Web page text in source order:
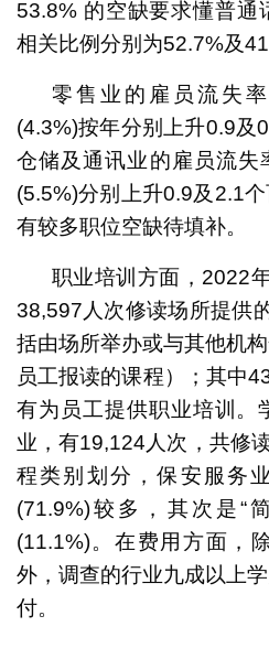
53.8% 的空缺要求懂普通
相关比例分别为52.7%及
零售业的雇员流失
(4.3%)按年分别上升0.9及
仓储及通讯业的雇员流失
(5.5%)分别上升0.9及2.1
有较多职位空缺待填补。
职业培训方面，2022
38,597人次修读场所提供
括由场所举办或与其他机
员工报读的课程）；其中
有为员工提供职业培训。
业，有19,124人次，共修
程类别划分，保安服务
(71.9%)较多，其次是“
(11.1%)。在费用方面，
外，调查的行业九成以上
付。